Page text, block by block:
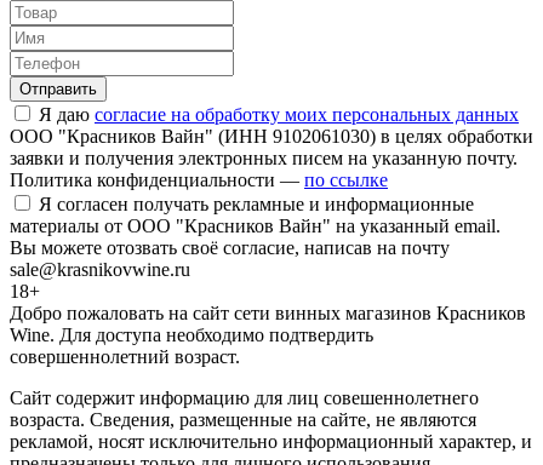
Отправить
Я даю согласие на обработку моих персональных данных
ООО "Красников Вайн" (ИНН 9102061030) в целях обработки
заявки и получения электронных писем на указанную почту.
Политика конфиденциальности — по ссылке
Я согласен получать рекламные и информационные
материалы от ООО "Красников Вайн" на указанный email.
Вы можете отозвать своё согласие, написав на почту
sale@krasnikovwine.ru
18+
Добро пожаловать на сайт сети винных магазинов Красников
Wine. Для доступа необходимо подтвердить
совершеннолетний возраст.
Сайт содержит информацию для лиц совешеннолетнего
возраста. Сведения, размещенные на сайте, не являются
рекламой, носят исключительно информационный характер, и